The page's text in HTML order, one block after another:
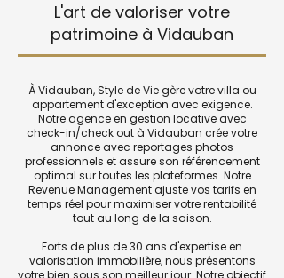
L'art de valoriser votre
patrimoine à Vidauban
À Vidauban, Style de Vie gère votre villa ou
appartement d'exception avec exigence.
Notre agence en gestion locative avec
check-in/check out à Vidauban crée votre
annonce avec reportages photos
professionnels et assure son référencement
optimal sur toutes les plateformes. Notre
Revenue Management ajuste vos tarifs en
temps réel pour maximiser votre rentabilité
tout au long de la saison.
Forts de plus de 30 ans d'expertise en
valorisation immobilière, nous présentons
votre bien sous son meilleur jour. Notre objectif